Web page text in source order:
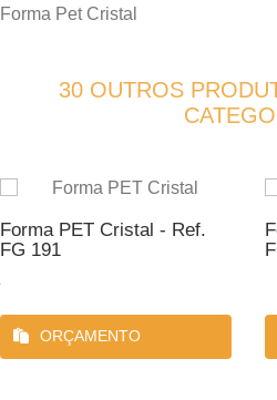
Forma Pet Cristal
30 OUTROS
Forma PET Cristal - Ref.
FG 191
ORÇAMENTO